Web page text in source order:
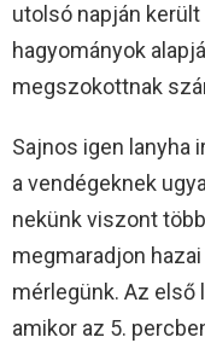
utolsó napján
hagyományok
megszokottnak
Sajnos igen lanyha
a vendégeknek
nekünk viszont
megmaradjon
mérlegünk. Az
amikor az 5.